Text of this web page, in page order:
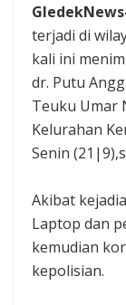
terjadi di
kali ini
dr. Putu
Teuku Umar
Kelurahan
Senin
Akibat
Laptop dan
kemudian
kepolisian.